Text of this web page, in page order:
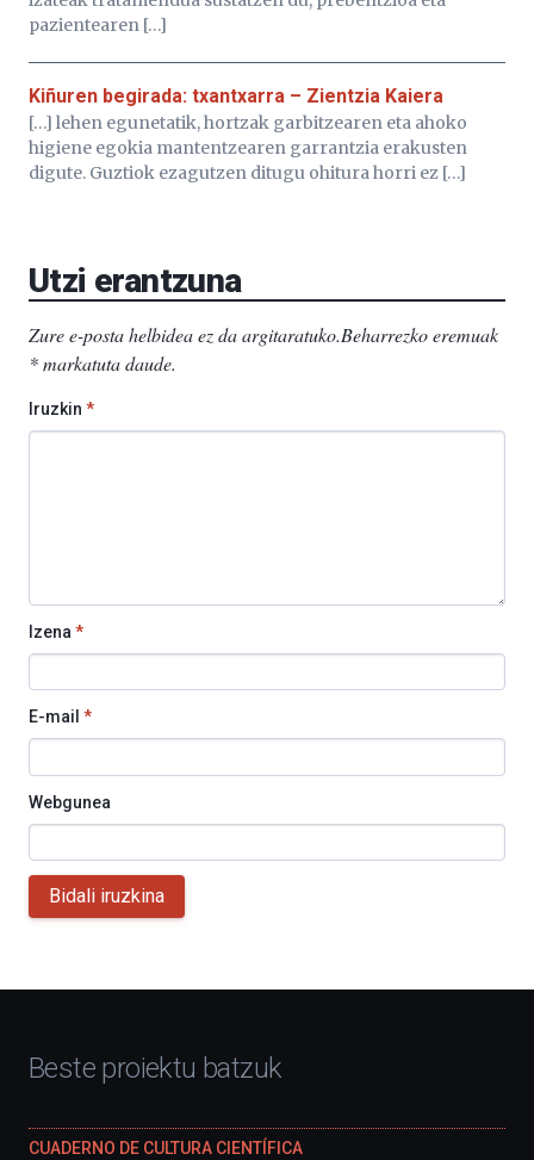
pazientearen […]
Kiñuren begirada: txantxarra – Zientzia Kaiera
[…] lehen egunetatik, hortzak garbitzearen eta ahoko
higiene egokia mantentzearen garrantzia erakusten
digute. Guztiok ezagutzen ditugu ohitura horri ez […]
Utzi erantzuna
Zure e-posta helbidea ez da argitaratuko.Beharrezko eremuak
*markatuta daude.
Iruzkin *
Izena *
E-mail *
Webgunea
Bidali iruzkina
Beste proiektu batzuk
CUADERNO DE CULTURA CIENTÍFICA